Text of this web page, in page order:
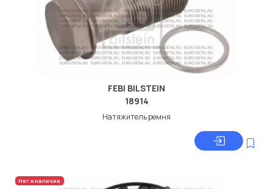
FEBI BILSTEIN
18914
Натяжитель ремня
Нет в наличии